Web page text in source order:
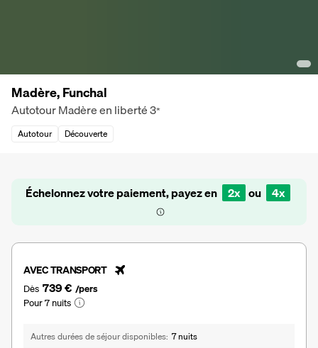
Madère, Funchal
Autotour Madère en liberté3*
Autotour Découverte
Échelonnez votre paiement, payez en 2x ou 4x
AVEC TRANSPORT
Dès 739 € /pers
Pour 7 nuits
Autres durées de séjour disponibles 7 nuits